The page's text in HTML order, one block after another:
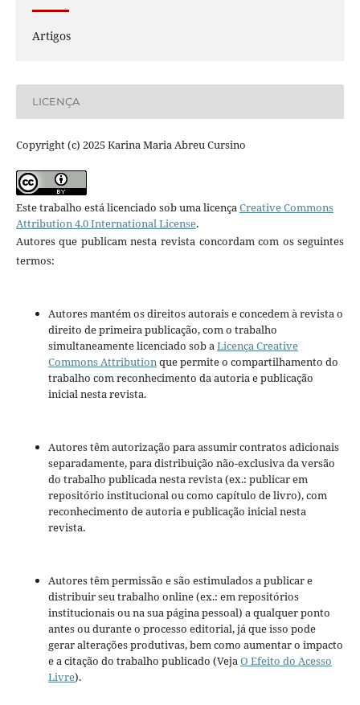
Artigos
LICENÇA
Copyright (c) 2025 Karina Maria Abreu Cursino
Este trabalho está licenciado sob uma licençaCreative Commons
Attribution 4.0 International License.
Autores que publicam nesta revista concordam com os seguintes
termos:
Autores mantém os direitos autorais e concedem à revista o
direito de primeira publicação, com o trabalho
simultaneamente licenciado sob aLicença Creative
Commons Attributionque permite o compartilhamento do
trabalho com reconhecimento da autoria e publicação
inicial nesta revista.
Autores têm autorização para assumir contratos adicionais
separadamente, para distribuição não-exclusiva da versão
do trabalho publicada nesta revista (ex.: publicar em
repositório institucional ou como capítulo de livro), com
reconhecimento de autoria e publicação inicial nesta
revista.
Autores têm permissão e são estimulados a publicar e
distribuir seu trabalho online (ex.: em repositórios
institucionais ou na sua página pessoal) a qualquer ponto
antes ou durante o processo editorial, já que isso pode
gerar alterações produtivas, bem como aumentar o impacto
e a citação do trabalho publicado (VejaO Efeito do Acesso
Livre).